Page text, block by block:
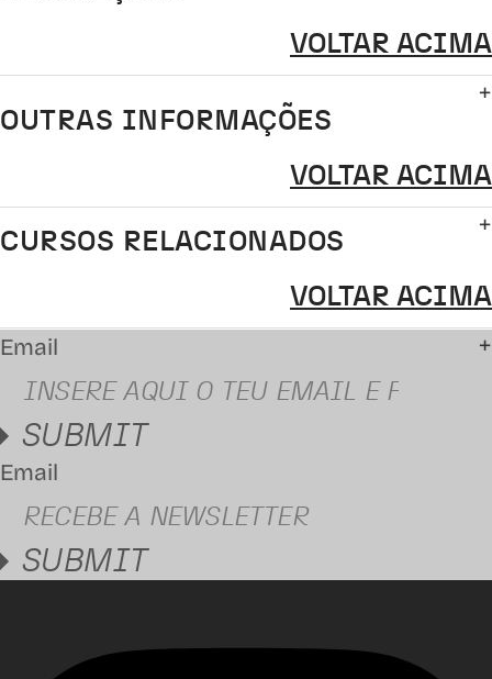
VOLTAR ACIMA
OUTRAS INFORMAÇÕES
VOLTAR ACIMA
CURSOS RELACIONADOS
VOLTAR ACIMA
Email
SUBMIT
Email
SUBMIT